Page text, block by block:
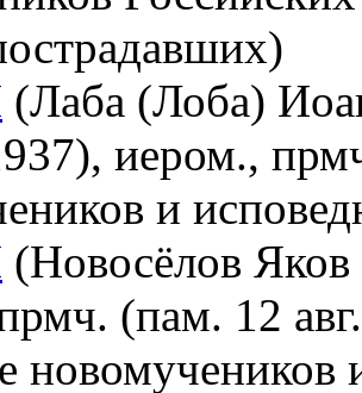
(Лаба (Лоба)
иером.,
и
(Новосёлов
(пам. 12
новомучеников